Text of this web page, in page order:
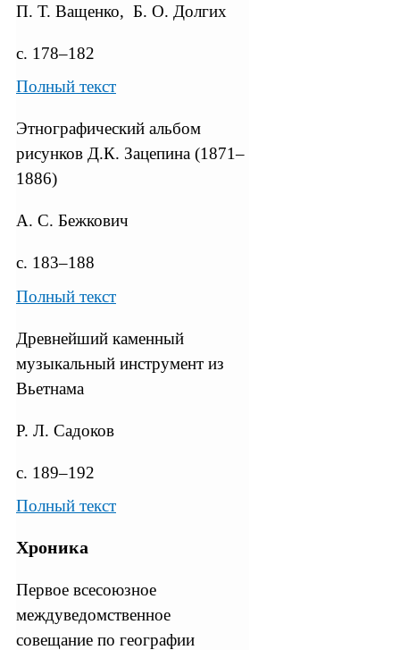
П. Т. Ващенко, Б. О. Долгих
с. 178–182
Полный текст
Этнографический альбом
рисунков Д.К. Зацепина (1871–
1886)
А. С. Бежкович
с. 183–188
Полный текст
Древнейший каменный
музыкальный инструмент из
Вьетнама
Р. Л. Садоков
с. 189–192
Полный текст
Хроника
Первое всесоюзное
междуведомственное
совещание по географии